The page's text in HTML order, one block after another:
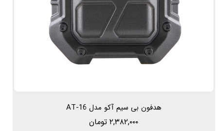
هدفون بی سیم آکو مدل AT-16
۲,۳۸۲,۰۰۰ تومان